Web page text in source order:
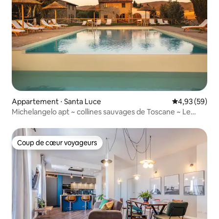
Appartement ⋅ Santa Luce Évaluation
4,93 (59)
Michelangelo apt ~ collines sauvages de Toscane ~ Le
Coup de cœur voyageurs
Coup de cœur voyageurs